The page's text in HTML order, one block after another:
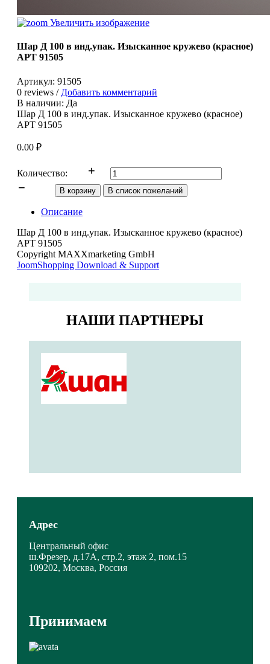
Увеличить изображение
Шар Д 100 в инд.упак. Изысканное кружево (красное)
АРТ 91505
Артикул: 91505
0 reviews / Добавить комментарий
В наличии: Да
Шар Д 100 в инд.упак. Изысканное кружево (красное)
АРТ 91505
0.00 ₽
Количество:
Описание
Шар Д 100 в инд.упак. Изысканное кружево (красное)
АРТ 91505
Copyright MAXXmarketing GmbH
JoomShopping Download & Support
НАШИ ПАРТНЕРЫ
Адрес
Центральный офис
ш.Фрезер, д.17А, стр.2, этаж 2, пом.15
109202, Москва, Россия
Принимаем